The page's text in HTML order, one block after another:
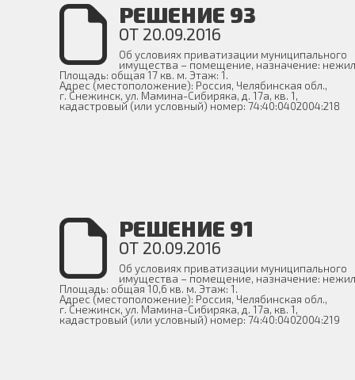
РЕШЕНИЕ 93
ОТ 20.09.2016
Об условиях приватизации муниципального
имущества – помещение, назначение:
Площадь: общая 17 кв. м. Этаж: 1.
Адрес (местоположение): Россия, Челябинская обл.,
г. Снежинск, ул. Мамина-Сибиряка, д. 17а, кв. 1,
кадастровый (или условный) номер: 74:40:0402004:218
РЕШЕНИЕ 91
ОТ 20.09.2016
Об условиях приватизации муниципального
имущества – помещение, назначение:
Площадь: общая 10,6 кв. м. Этаж: 1.
Адрес (местоположение): Россия, Челябинская обл.,
г. Снежинск, ул. Мамина-Сибиряка, д. 17а, кв. 1,
кадастровый (или условный) номер: 74:40:0402004:219